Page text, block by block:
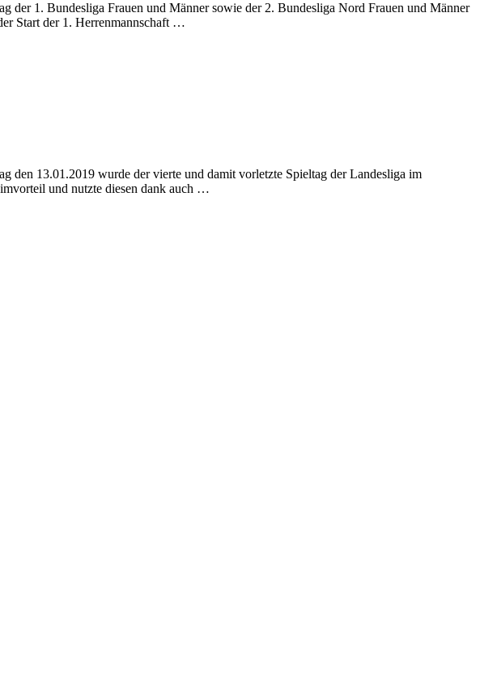
der 1. Bundesliga Frauen und Männer sowie der 2. Bundesliga Nord Frauen und Männer
Start der 1. Herrenmannschaft …
13.01.2019 wurde der vierte und damit vorletzte Spieltag der Landesliga im
und nutzte diesen dank auch …